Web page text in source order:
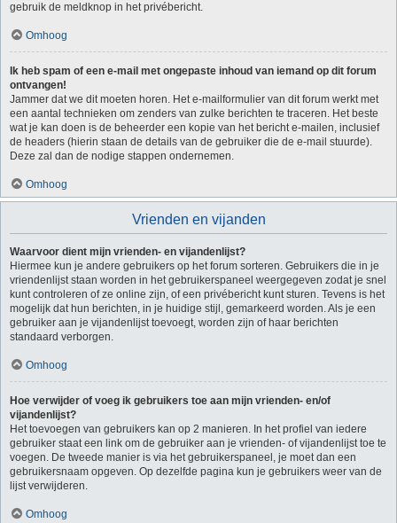
gebruik de meldknop in het privébericht.
Omhoog
Ik heb spam of een e-mail met ongepaste inhoud van iemand op dit forum
ontvangen!
Jammer dat we dit moeten horen. Het e-mailformulier van dit forum werkt met
een aantal technieken om zenders van zulke berichten te traceren. Het beste
wat je kan doen is de beheerder een kopie van het bericht e-mailen, inclusief
de headers (hierin staan de details van de gebruiker die de e-mail stuurde).
Deze zal dan de nodige stappen ondernemen.
Omhoog
Vrienden en vijanden
Waarvoor dient mijn vrienden- en vijandenlijst?
Hiermee kun je andere gebruikers op het forum sorteren. Gebruikers die in je
vriendenlijst staan worden in het gebruikerspaneel weergegeven zodat je snel
kunt controleren of ze online zijn, of een privébericht kunt sturen. Tevens is het
mogelijk dat hun berichten, in je huidige stijl, gemarkeerd worden. Als je een
gebruiker aan je vijandenlijst toevoegt, worden zijn of haar berichten
standaard verborgen.
Omhoog
Hoe verwijder of voeg ik gebruikers toe aan mijn vrienden- en/of
vijandenlijst?
Het toevoegen van gebruikers kan op 2 manieren. In het profiel van iedere
gebruiker staat een link om de gebruiker aan je vrienden- of vijandenlijst toe te
voegen. De tweede manier is via het gebruikerspaneel, je moet dan een
gebruikersnaam opgeven. Op dezelfde pagina kun je gebruikers weer van de
lijst verwijderen.
Omhoog